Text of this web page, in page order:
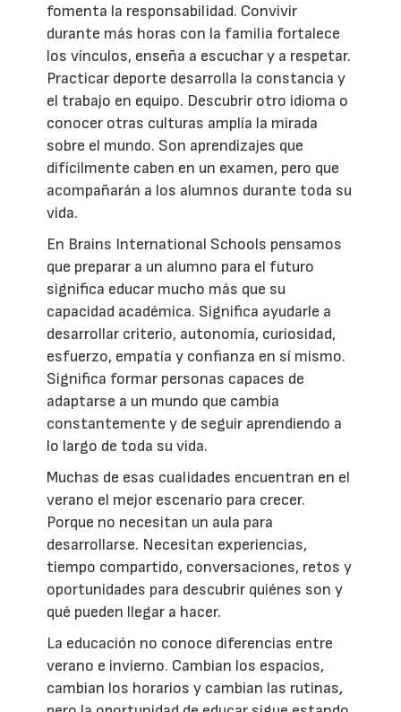
fomenta la responsabilidad. Convivir
durante más horas con la familia fortalece
los vínculos, enseña a escuchar y a respetar.
Practicar deporte desarrolla la constancia y
el trabajo en equipo. Descubrir otro idioma o
conocer otras culturas amplía la mirada
sobre el mundo. Son aprendizajes que
difícilmente caben en un examen, pero que
acompañarán a los alumnos durante toda su
vida.
En Brains International Schools pensamos
que preparar a un alumno para el futuro
significa educar mucho más que su
capacidad académica. Significa ayudarle a
desarrollar criterio, autonomía, curiosidad,
esfuerzo, empatía y confianza en sí mismo.
Significa formar personas capaces de
adaptarse a un mundo que cambia
constantemente y de seguir aprendiendo a
lo largo de toda su vida.
Muchas de esas cualidades encuentran en el
verano el mejor escenario para crecer.
Porque no necesitan un aula para
desarrollarse. Necesitan experiencias,
tiempo compartido, conversaciones, retos y
oportunidades para descubrir quiénes son y
qué pueden llegar a hacer.
La educación no conoce diferencias entre
verano e invierno. Cambian los espacios,
cambian los horarios y cambian las rutinas,